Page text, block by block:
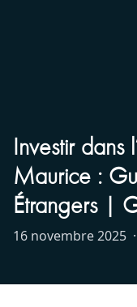
Investir dans
Maurice :
Étrangers |
16 novembre 2025 ·